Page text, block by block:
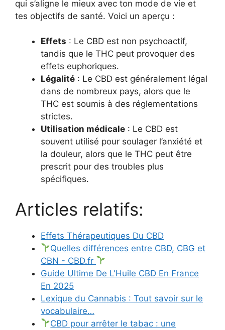
qui s’aligne le mieux avec ton mode de vie et
tes objectifs de santé. Voici un aperçu :
Effets : Le CBD est non psychoactif,
tandis que le THC peut provoquer des
effets euphoriques.
Légalité : Le CBD est généralement légal
dans de nombreux pays, alors que le
THC est soumis à des réglementations
strictes.
Utilisation médicale : Le CBD est
souvent utilisé pour soulager l’anxiété et
la douleur, alors que le THC peut être
prescrit pour des troubles plus
spécifiques.
Articles relatifs:
Effets Thérapeutiques Du CBD
Quelles différences entre CBD, CBG et
CBN - CBD.fr
Guide Ultime De L'Huile CBD En France
En 2025
Lexique du Cannabis : Tout savoir sur le
vocabulaire…
CBD pour arrêter le tabac : une